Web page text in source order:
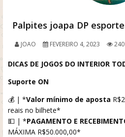
Palpites joapa DP
JOAO FEVEREIRO 4, 2023
DICAS DE JOGOS DO INTERIOR
Suporte ON
💰 | *Valor mínimo de aposta
reais no bilhete*
💵 | *PAGAMENTO E
MÁXIMA R$50.000,00*